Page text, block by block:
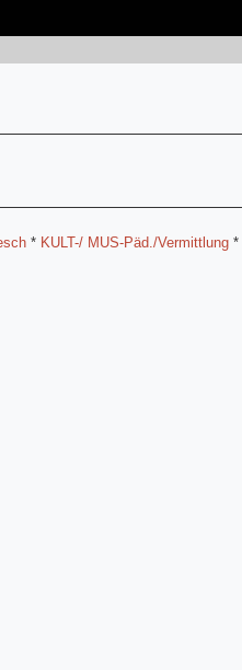
* KULT-/ MUS-Päd./Vermittlung *